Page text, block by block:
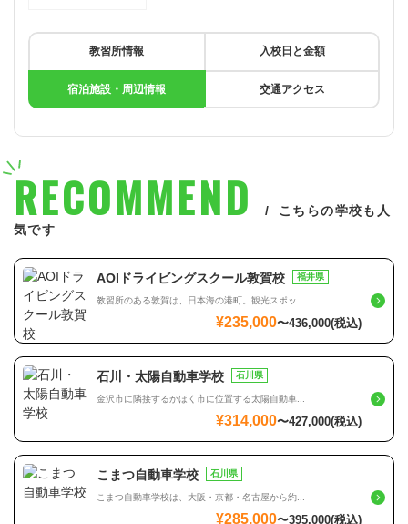
教習所情報 入校日と金額
宿泊施設・周辺情報 交通アクセス
RECOMMEND
こちらの学校も人
気です
福井県
AOIドライビングスクール敦賀校
教習所のある敦賀は、日本海の港町。観光スポッ...
¥235,000〜436,000(税込)
石川県
石川・太陽自動車学校
金沢市に隣接するかほく市に位置する太陽自動車...
¥314,000〜427,000(税込)
石川県
こまつ自動車学校
こまつ自動車学校は、大阪・京都・名古屋から約...
¥285,000〜395,000(税込)